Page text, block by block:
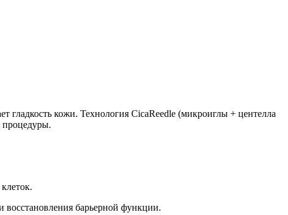
гладкость кожи. Технология CicaReedle (микроиглы + центелла
процедуры.
барьерной функции.